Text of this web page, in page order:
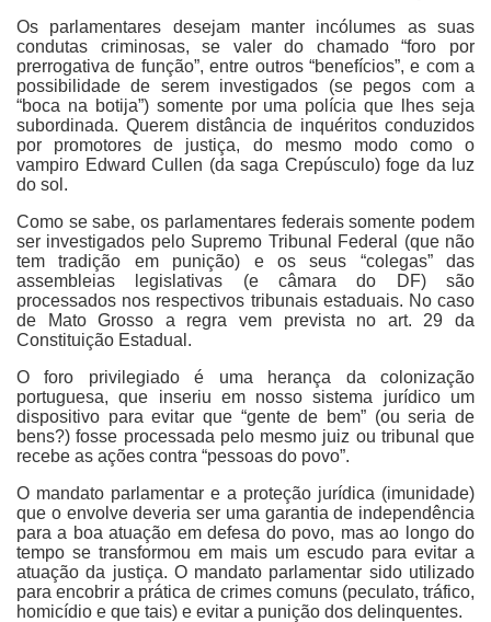
Os parlamentares desejam manter incólumes as suas
condutas criminosas, se valer do chamado “foro por
prerrogativa de função”, entre outros “benefícios”, e com a
possibilidade de serem investigados (se pegos com a
“boca na botija”) somente por uma polícia que lhes seja
subordinada. Querem distância de inquéritos conduzidos
por promotores de justiça, do mesmo modo como o
vampiro Edward Cullen (da saga Crepúsculo) foge da luz
do sol.
Como se sabe, os parlamentares federais somente podem
ser investigados pelo Supremo Tribunal Federal (que não
tem tradição em punição) e os seus “colegas” das
assembleias legislativas (e câmara do DF) são
processados nos respectivos tribunais estaduais. No caso
de Mato Grosso a regra vem prevista no art. 29 da
Constituição Estadual.
O foro privilegiado é uma herança da colonização
portuguesa, que inseriu em nosso sistema jurídico um
dispositivo para evitar que “gente de bem” (ou seria de
bens?) fosse processada pelo mesmo juiz ou tribunal que
recebe as ações contra “pessoas do povo”.
O mandato parlamentar e a proteção jurídica (imunidade)
que o envolve deveria ser uma garantia de independência
para a boa atuação em defesa do povo, mas ao longo do
tempo se transformou em mais um escudo para evitar a
atuação da justiça. O mandato parlamentar sido utilizado
para encobrir a prática de crimes comuns (peculato, tráfico,
homicídio e que tais) e evitar a punição dos delinquentes.